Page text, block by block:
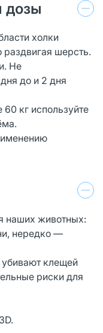
дозы
холки
шерсть.
Не
до и 2 дня
кг используйте
наших животных:
нередко —
клещей
риски для